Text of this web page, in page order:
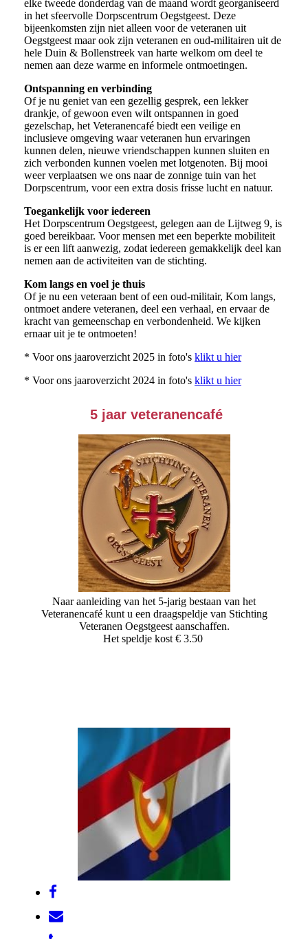
elke tweede donderdag van de maand wordt georganiseerd
in het sfeervolle Dorpscentrum Oegstgeest. Deze
bijeenkomsten zijn niet alleen voor de veteranen uit
Oegstgeest maar ook zijn veteranen en oud-militairen uit de
hele Duin & Bollenstreek van harte welkom om deel te
nemen aan deze warme en informele ontmoetingen.
Ontspanning en verbinding
Of je nu geniet van een gezellig gesprek, een lekker
drankje, of gewoon even wilt ontspannen in goed
gezelschap, het Veteranencafé biedt een veilige en
inclusieve omgeving waar veteranen hun ervaringen
kunnen delen, nieuwe vriendschappen kunnen sluiten en
zich verbonden kunnen voelen met lotgenoten. Bij mooi
weer verplaatsen we ons naar de zonnige tuin van het
Dorpscentrum, voor een extra dosis frisse lucht en natuur.
Toegankelijk voor iedereen
Het Dorpscentrum Oegstgeest, gelegen aan de Lijtweg 9, is
goed bereikbaar. Voor mensen met een beperkte mobiliteit
is er een lift aanwezig, zodat iedereen gemakkelijk deel kan
nemen aan de activiteiten van de stichting.
Kom langs en voel je thuis
Of je nu een veteraan bent of een oud-militair, Kom langs,
ontmoet andere veteranen, deel een verhaal, en ervaar de
kracht van gemeenschap en verbondenheid. We kijken
ernaar uit je te ontmoeten!
* Voor ons jaaroverzicht 2025 in foto's klikt u hier
* Voor ons jaaroverzicht 2024 in foto's klikt u hier
5 jaar veteranencafé
Naar aanleiding van het 5-jarig bestaan van het
Veteranencafé kunt u een draagspeldje van Stichting
Veteranen Oegstgeest aanschaffen.
Het speldje kost € 3.50